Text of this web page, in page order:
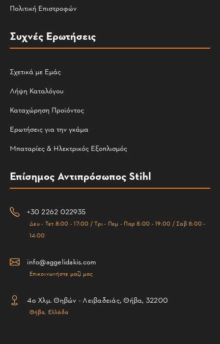
Πολιτική Επιστροφών
Συχνές Ερωτήσεις
Σχετικά με Εμάς
Λήψη Καταλόγου
Καταχώρηση Προϊόντος
Ερωτήσεις για την γκάμα
Μπαταρίες & Ηλεκτρικός Εξοπλισμός
Επίσημος Αντιπρόσωπος Stihl
+30 2262 022935
Δευ - Τετ 8:00 - 17:00 / Τρι - Πεμ - Παρ 8:00 - 19:00 / Σαβ 8:00 -
14:00
info@aggelidakis.com
Επικοινωνήστε μαζί μας
4ο Χλμ. Θηβών - Λειβαδειάς, Θήβα, 32200
Θήβα, Ελλάδα